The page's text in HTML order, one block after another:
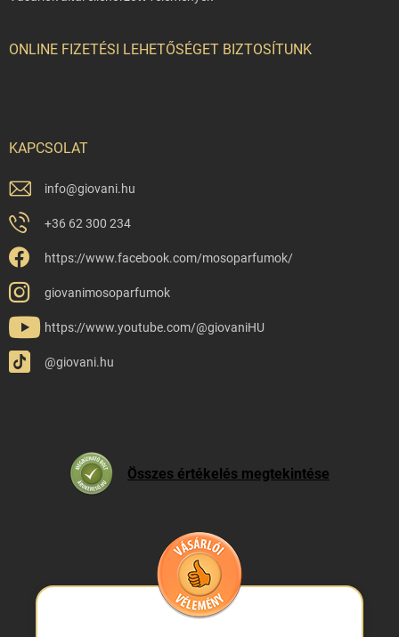
ONLINE FIZETÉSI LEHETŐSÉGET BIZTOSÍTUNK
KAPCSOLAT
info@giovani.hu
+36 62 300 234
https://www.facebook.com/mosoparfumok/
giovanimosoparfumok
https://www.youtube.com/@giovaniHU
@giovani.hu
Összes értékelés megtekintése